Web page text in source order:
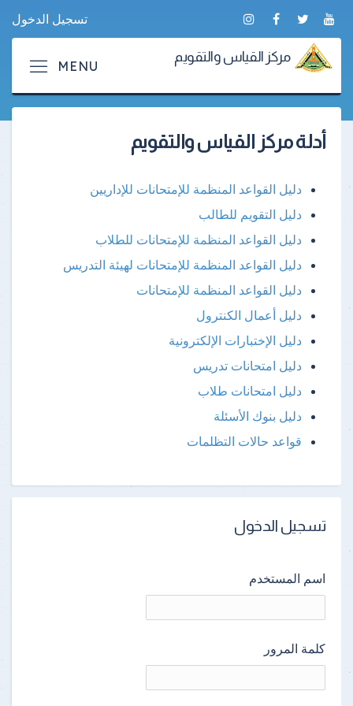
تسجيل الدخول
مركز القياس والتقويم
أدلة مركز القياس والتقويم
دليل القواعد المنظمة للإمتحانات للإداريين
دليل التقويم للطالب
دليل القواعد المنظمة للإمتحانات للطلاب
دليل القواعد المنظمة للإمتحانات لهيئة التدريس
دليل القواعد المنظمة للإمتحانات
دليل أعمال الكنترول
دليل الإختبارات الإلكترونية
دليل امتحانات تدريس
دليل امتحانات طلاب
دليل بنوك الأسئلة
قواعد حالات التظلمات
تسجيل الدخول
اسم المستخدم
كلمة المرور